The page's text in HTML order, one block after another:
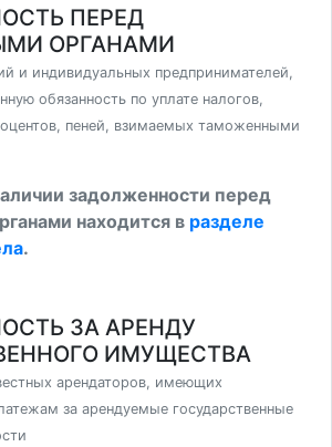
ПЕРЕД
ОРГАНАМИ
и индивидуальных предпринимателей,
обязанность по уплате налогов,
пеней, взимаемых таможенными
задолженности перед
находится в разделе
.
ЗА АРЕНДУ
ИМУЩЕСТВА
арендаторов, имеющих
за арендуемые государственные